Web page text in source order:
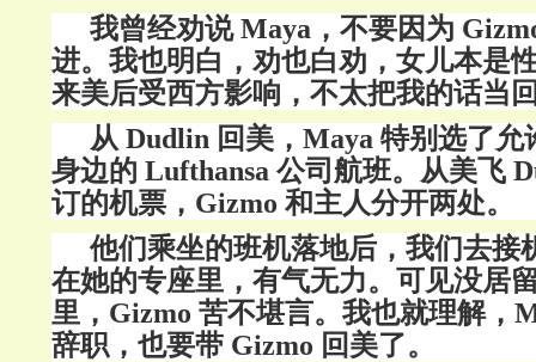
我曾经劝说 Maya，不要因为
进。 我也明白，劝也白劝，女儿本是
来美后受西方影响，不太把我的话当
从 Dudlin 回美，Maya 特别选了允
身边的 Lufthansa 公司航班。从美飞
订的机票，Gizmo 和主人分开两处。
他们乘坐的班机落地后，我们去接
在她的专座里，有气无力。可见没居
里，Gizmo 苦不堪言。我也就理解，
辞职，也要带 Gizmo 回美了。